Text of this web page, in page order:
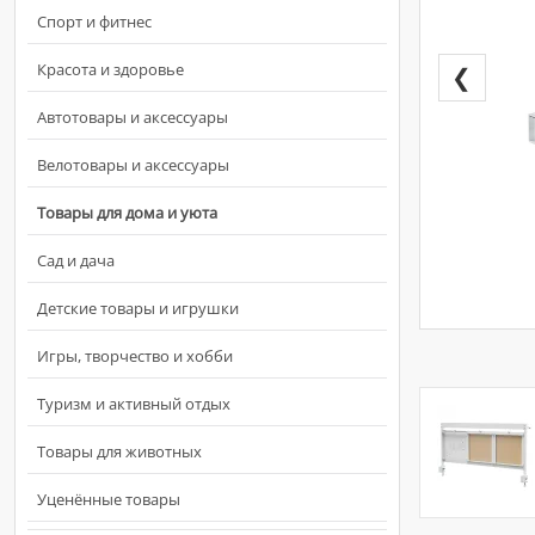
Спорт и фитнес
Красота и здоровье
Автотовары и аксессуары
Велотовары и аксессуары
Товары для дома и уюта
Сад и дача
Детские товары и игрушки
Игры, творчество и хобби
Туризм и активный отдых
Товары для животных
Уценённые товары
❮